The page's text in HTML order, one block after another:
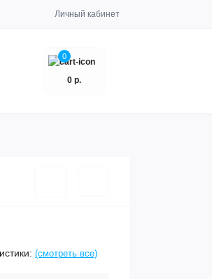
Личный кабинет
0
0 р.
(смотреть все)